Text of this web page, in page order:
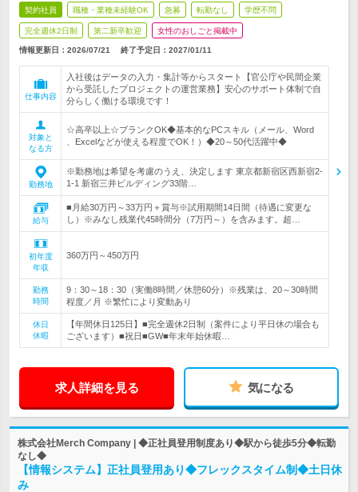
契約社員 職種・業種未経験OK 急募 転勤なし 学歴不問
完全週休2日制 第二新卒歓迎 女性のおしごと掲載中
情報更新日：2026/07/21 終了予定日： 2027/01/11
仕事内容
入社後はデータの入力・集計等からスタート【官公庁や民間企業
から受託したプロジェクトの運営業務】安心のサポート体制で自
分らしく働ける環境です！
対象と
なる方
☆高卒以上☆ブランクOK◆基本的なPCスキル（メール、Word
、Excelなどが使える程度でOK！）◆20～50代活躍中◆
勤務地
※勤務地は希望を考慮のうえ、決定します 東京都新宿区西新宿2-
1-1 新宿三井ビルディング33階…
給与
■月給30万円～33万円＋賞与※試用期間14日間（待遇に変更な
し）※みなし残業代45時間分（7万円～）を含みます。超…
初年度
年収
360万円～450万円
勤務
時間
9：30～18：30（実働8時間／休憩60分）※残業は、20～30時間
程度／月 ※繁忙により変動あり
休日
休暇
【年間休日125日】■完全週休2日制（案件により平日休の場合も
ございます）■祝日■GW■年末年始休暇…
求人詳細を見る 気になる
株式会社Merch Company | ◆正社員登用制度あり◆駅から徒歩5分◆転勤
なし◆
【情報システム】正社員登用あり◆フレックスタイム制◆土日休
み